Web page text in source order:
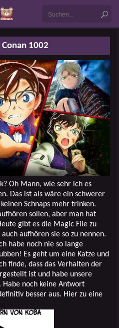
1002
Oh Mann, wie sehr ich es
Das ist als wäre ein schwerer
Schnaps mehr trinken.
sollen, aber man hat
gibt es die Magic File zu
aufhören sie so zu nennen.
habe noch nie so lange
Es geht um eine Katze und
finde, dass das Verhalten der
ist und habe unsere
Habe noch keine Antwort
besser aus. Hier zu eine